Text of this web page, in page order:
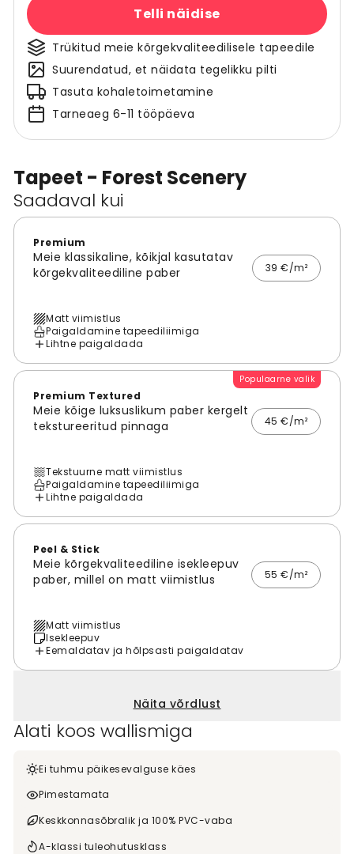
Tapeet - Forest Scenery
Saadaval kui
Premium
Meie klassikaline, kõikjal kasutatav
kõrgekvaliteediline paber
39 €/m²
Matt viimistlus
Paigaldamine tapeediliimiga
Lihtne paigaldada
Populaarne valik
Premium Textured
Meie kõige luksuslikum paber kergelt
tekstureeritud pinnaga
45 €/m²
Tekstuurne matt viimistlus
Paigaldamine tapeediliimiga
Lihtne paigaldada
Peel & Stick
Meie kõrgekvaliteediline isekleepuv
paber, millel on matt viimistlus
55 €/m²
Matt viimistlus
Isekleepuv
Eemaldatav ja hõlpsasti paigaldatav
Näita võrdlust
Alati koos wallismiga
Ei tuhmu päikesevalguse käes
Pimestamata
Keskkonnasõbralik ja 100% PVC-vaba
A-klassi tuleohutusklass
Telli näidise
Trükitud meie kõrgekvaliteedilisele tapeedile
Suurendatud, et näidata tegelikku pilti
Tasuta kohaletoimetamine
Tarneaeg 6-11 tööpäeva